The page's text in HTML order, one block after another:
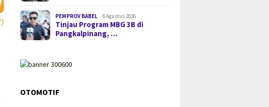
PEMPROV BABEL 6 Agustus 2026
Tinjau Program MBG 3B di
Pangkalpinang, …
OTOMOTIF